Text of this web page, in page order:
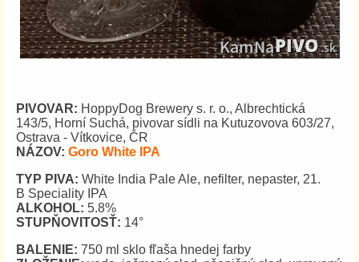
PIVOVAR: HoppyDog Brewery s. r. o., Albrechtická
143/5, Horní Suchá, pivovar sídli na Kutuzovova 603/27,
Ostrava - Vítkovice, ČR
NÁZOV: Goro White IPA
TYP PIVA: White India Pale Ale, nefilter, nepaster, 21.
B Speciality IPA
ALKOHOL: 5.8%
STUPŇOVITOSŤ: 14°
BALENIE: 750 ml sklo fľaša hnedej farby